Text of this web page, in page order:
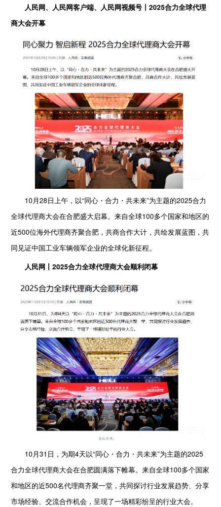
人民网、人民网客户端、人民网视频号丨2025合力全球代理
商大会开幕
10月28日上午，以“同心・合力・共未来”为主题的2025合力
全球代理商大会在合肥盛大启幕。来自全球100多个国家和地区的
近500位海外代理商齐聚合肥，共商合作大计，共绘发展蓝图，共
同见证中国工业车辆领军企业的全球化新征程。
人民网丨2025合力全球代理商大会顺利闭幕
10月31日，为期4天以“同心・合力・共未来”为主题的2025
合力全球代理商大会在合肥圆满落下帷幕。来自全球100多个国家
和地区的近500名代理商齐聚一堂，共同探讨行业发展趋势、分享
市场经验、交流合作机会，呈现了一场精彩纷呈的行业大会。